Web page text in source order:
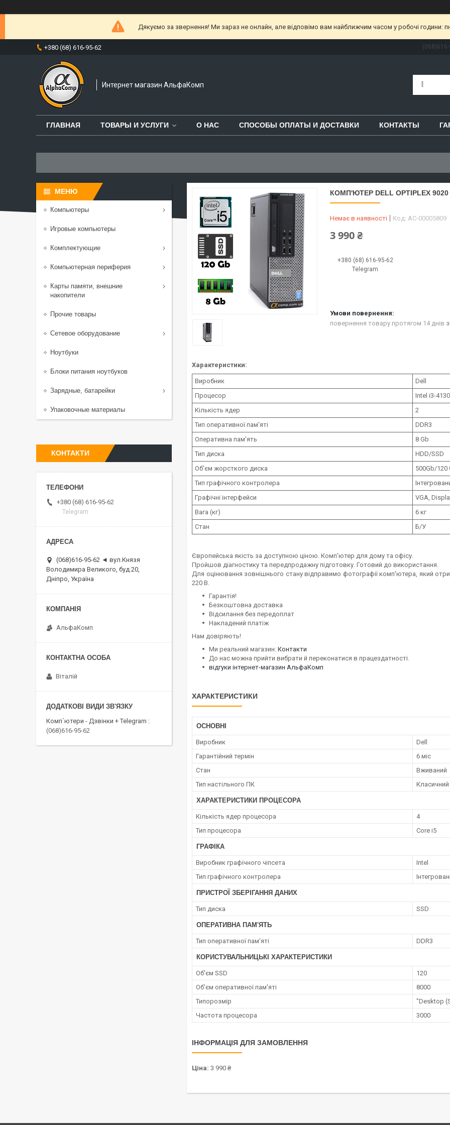
Дякуємо за звернення! Ми зараз не онлайн, але відповімо вам найближчим часом у робочі години:
+380 (68) 616-95-62
Интернет магазин АльфаКомп
ГЛАВНАЯ ТОВАРЫ И УСЛУГИ О НАС СПОСОБЫ ОПЛАТЫ И ДОСТАВКИ КОНТАКТЫ
КОМП'ЮТЕР DELL OPTIPLEX 9020
Немає в наявності Код: AC-00005809
3 990 ₴
+380 (68) 616-95-62
Telegram
повернення товару протягом 14 днів
Характеристики:
Виробник
Dell
Процесор
Intel i3-
Кількість ядер
2
Тип оперативної пам'яті
DDR3
Оперативна пам'ять
8 Gb
Тип диска
HDD/SSD
Об'єм жорсткого диска
500Gb/120
Тип графічного контролера
Графічні інтерфейси
VGA,
Вага (кг)
6 кг
Стан
Б/У
Європейська якість за доступною ціною. Комп'ютер для дому та офісу.
Пройшов діагностику та передпродажну підготовку. Готовий до використання.
Для оцінювання зовнішнього стану відправимо фотографії комп'ютера, який
220 В.
Гарантія!
Безкоштовна доставка
Відсилання без передоплат
Накладений платіж
Нам довіряють!
Ми реальний магазин: Контакти
До нас можна прийти вибрати й переконатися в працездатності.
відгуки інтернет-магазин АльфаКомп
ХАРАКТЕРИСТИКИ
ОСНОВНІ
Виробник
Dell
Гарантійний термін
6 міс
Стан
Вживаний
Тип настільного ПК
ХАРАКТЕРИСТИКИ ПРОЦЕСОРА
Кількість ядер процесора
4
Тип процесора
Core i5
ГРАФІКА
Виробник графічного чіпсета
Intel
Тип графічного контролера
ПРИСТРОЇ ЗБЕРІГАННЯ ДАНИХ
Тип диска SSD
ОПЕРАТИВНА ПАМ'ЯТЬ
Тип оперативної пам'яті DDR3
КОРИСТУВАЛЬНИЦЬКІ ХАРАКТЕРИСТИКИ
Об'єм SSD
120
Об'єм оперативної пам'яті
8000
Типорозмір
"Desktop
Частота процесора
3000
ІНФОРМАЦІЯ ДЛЯ ЗАМОВЛЕННЯ
Ціна: 3 990 ₴
Компьютеры
Игровые компьютеры
Комплектующие
Компьютерная периферия
Карты памяти, внешние
накопители
Прочие товары
Сетевое оборудование
Ноутбуки
Блоки питания ноутбуков
Зарядные, батарейки
Упаковочные материалы
КОНТАКТИ
+380 (68) 616-95-62
Telegram
(068)616-95-62 ◄ вул.Князя
Володимира Великого, буд.20,
Дніпро, Україна
АльфаКомп
Віталій
Комп`ютери - Дзвінки + Telegram
(068)616-95-62